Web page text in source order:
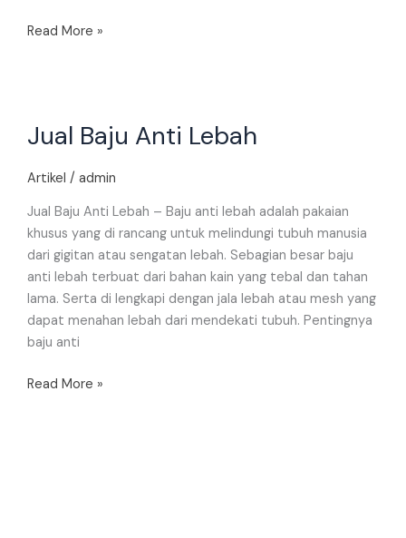
Read More »
Jual Baju Anti Lebah
Artikel / admin
Jual Baju Anti Lebah – Baju anti lebah adalah pakaian
khusus yang di rancang untuk melindungi tubuh manusia
dari gigitan atau sengatan lebah. Sebagian besar baju
anti lebah terbuat dari bahan kain yang tebal dan tahan
lama. Serta di lengkapi dengan jala lebah atau mesh yang
dapat menahan lebah dari mendekati tubuh. Pentingnya
baju anti
Baju
Lebah
Read More »